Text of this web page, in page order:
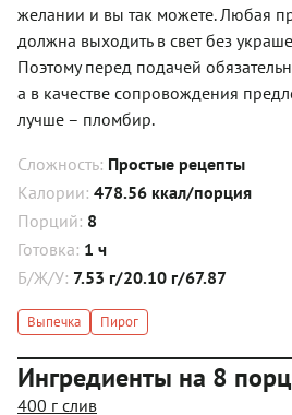
желании и вы так можете. Любая
должна выходить в свет без
Поэтому перед подачей
а в качестве сопровождения
лучше – пломбир.
Сложность: Простые рецепты
Калории: 478.56 ккал/порция
Порций: 8
Готовка: 1 ч
Б/Ж/У: 7.53 г/20.10 г/67.87
Выпечка Пирог
Ингредиенты на 8
400 г слив